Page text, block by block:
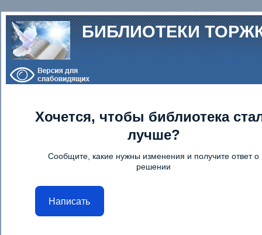
Перейти к основному содержанию
БИБЛИОТЕКИ
Хочется, чтобы библиотека
лучше?
Сообщите, какие нужны изменения и получите ответ о
решении
Написать